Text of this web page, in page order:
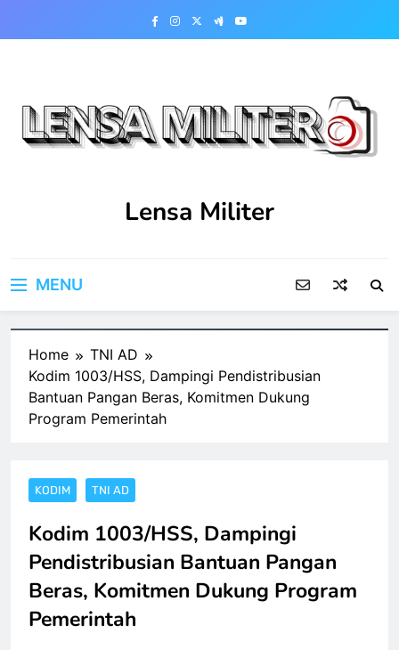
Lensa Militer
MENU
Home
TNI AD
Kodim 1003/HSS, Dampingi Pendistribusian
Bantuan Pangan Beras, Komitmen Dukung
Program Pemerintah
KODIM TNI AD
Kodim 1003/HSS, Dampingi
Pendistribusian Bantuan Pangan
Beras, Komitmen Dukung Program
Pemerintah